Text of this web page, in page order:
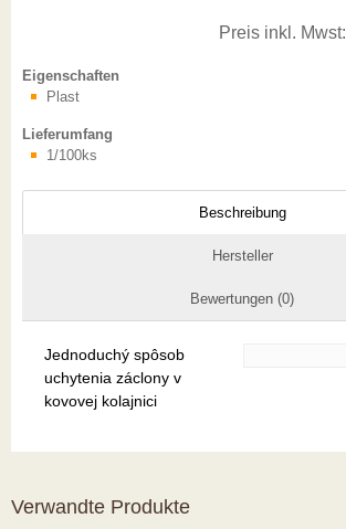
Preis inkl. Mwst:
Eigenschaften
Plast
Lieferumfang
1/100ks
Beschreibung
Hersteller
Bewertungen (0)
Jednoduchý spôsob
uchytenia záclony v
kovovej kolajnici
Verwandte Produkte